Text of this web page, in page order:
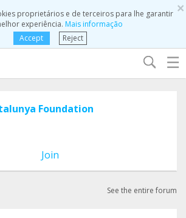
×
proprietários e de terceiros para lhe garantir
experiência. Mais informação
Accept
Reject
☰
Foundation
Join
See the entire forum